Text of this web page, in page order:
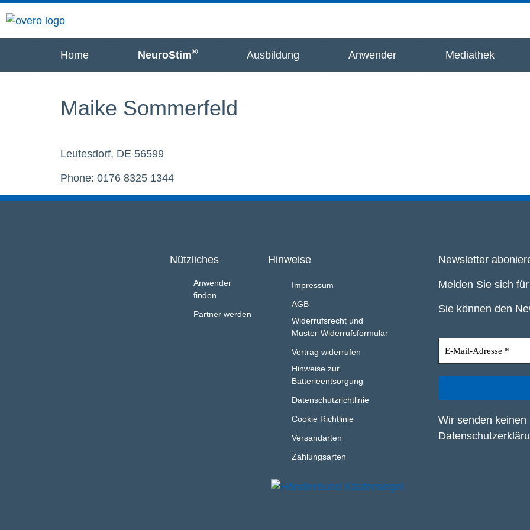
Home NeuroStim® Ausbildung Anwender Mediathek
Maike Sommerfeld
Leutesdorf, DE 56599
Phone: 0176 8325 1344
Nützliches
Anwender
finden
Partner werden
Hinweise
Impressum
AGB
Widerrufsrecht und
Muster-Widerrufsformular
Vertrag widerrufen
Hinweise zur
Batterieentsorgung
Datenschutzrichtlinie
Cookie Richtlinie
Versandarten
Zahlungsarten
Newsletter
Melden Sie sich
Sie können den
Wir senden